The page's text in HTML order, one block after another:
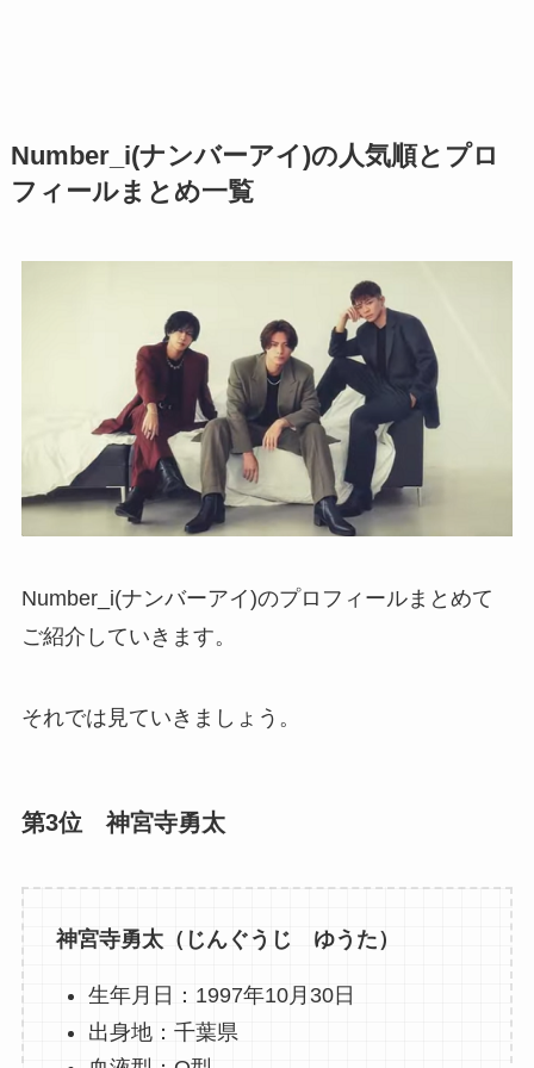
Number_i(ナンバーアイ)の人気順とプロ
フィールまとめ一覧
Number_i(ナンバーアイ)のプロフィールまとめて
ご紹介していきます。
それでは見ていきましょう。
第3位 神宮寺勇太
神宮寺勇太（じんぐうじ ゆうた）
生年月日：1997年10月30日
出身地：千葉県